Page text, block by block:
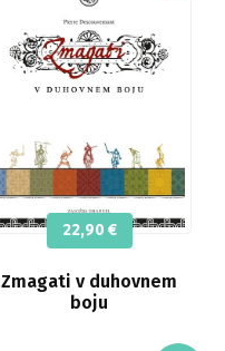
Zmagati v duhovnem
boju
22,90 €